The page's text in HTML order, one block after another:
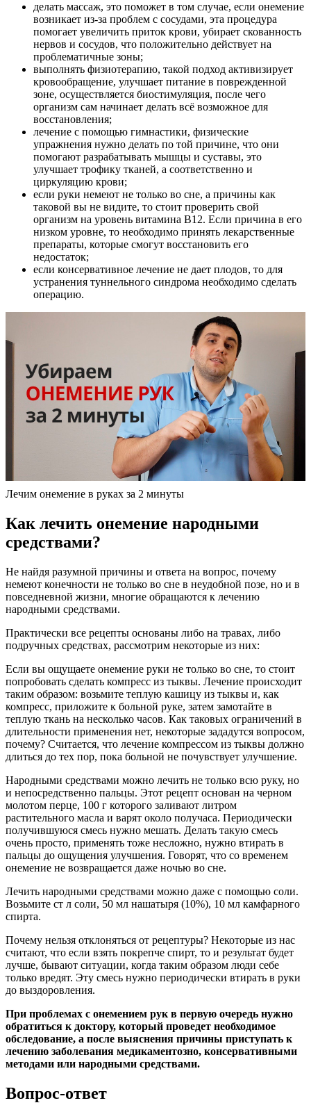
делать массаж, это поможет в том случае, если онемение
возникает из-за проблем с сосудами, эта процедура
помогает увеличить приток крови, убирает скованность
нервов и сосудов, что положительно действует на
проблематичные зоны;
выполнять физиотерапию, такой подход активизирует
кровообращение, улучшает питание в поврежденной
зоне, осуществляется биостимуляция, после чего
организм сам начинает делать всё возможное для
восстановления;
лечение с помощью гимнастики, физические
упражнения нужно делать по той причине, что они
помогают разрабатывать мышцы и суставы, это
улучшает трофику тканей, а соответственно и
циркуляцию крови;
если руки немеют не только во сне, а причины как
таковой вы не видите, то стоит проверить свой
организм на уровень витамина В12. Если причина в его
низком уровне, то необходимо принять лекарственные
препараты, которые смогут восстановить его
недостаток;
если консервативное лечение не дает плодов, то для
устранения туннельного синдрома необходимо сделать
операцию.
Лечим онемение в руках за 2 минуты
Как лечить онемение народными
средствами?
Не найдя разумной причины и ответа на вопрос, почему
немеют конечности не только во сне в неудобной позе, но и в
повседневной жизни, многие обращаются к лечению
народными средствами.
Практически все рецепты основаны либо на травах, либо
подручных средствах, рассмотрим некоторые из них:
Если вы ощущаете онемение руки не только во сне, то стоит
попробовать сделать компресс из тыквы. Лечение происходит
таким образом: возьмите теплую кашицу из тыквы и, как
компресс, приложите к больной руке, затем замотайте в
теплую ткань на несколько часов. Как таковых ограничений в
длительности применения нет, некоторые зададутся вопросом,
почему? Считается, что лечение компрессом из тыквы должно
длиться до тех пор, пока больной не почувствует улучшение.
Народными средствами можно лечить не только всю руку, но
и непосредственно пальцы. Этот рецепт основан на черном
молотом перце, 100 г которого заливают литром
растительного масла и варят около получаса. Периодически
получившуюся смесь нужно мешать. Делать такую смесь
очень просто, применять тоже несложно, нужно втирать в
пальцы до ощущения улучшения. Говорят, что со временем
онемение не возвращается даже ночью во сне.
Лечить народными средствами можно даже с помощью соли.
Возьмите ст л соли, 50 мл нашатыря (10%), 10 мл камфарного
спирта.
Почему нельзя отклоняться от рецептуры? Некоторые из нас
считают, что если взять покрепче спирт, то и результат будет
лучше, бывают ситуации, когда таким образом люди себе
только вредят. Эту смесь нужно периодически втирать в руки
до выздоровления.
При проблемах с онемением рук в первую очередь нужно
обратиться к доктору, который проведет необходимое
обследование, а после выяснения причины приступать к
лечению заболевания медикаментозно, консервативными
методами или народными средствами.
Вопрос-ответ